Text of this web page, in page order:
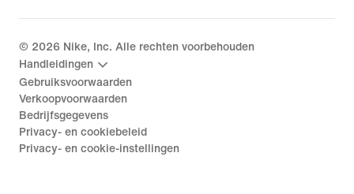
© 2026 Nike, Inc. Alle rechten voorbehouden
Handleidingen
Gebruiksvoorwaarden
Verkoopvoorwaarden
Bedrijfsgegevens
Privacy- en cookiebeleid
Privacy- en cookie-instellingen